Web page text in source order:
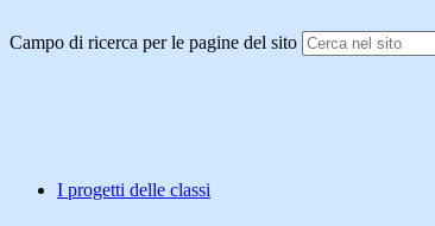
Campo di ricerca per le pagine del sito
I progetti delle classi